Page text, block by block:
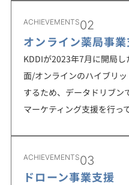
ACHIEVEMENTS02
オンライン薬局事
KDDIが2023年7月に開局
面/オンラインのハイブリ
するため、データドリブン
マーケティング支援を行っ
ACHIEVEMENTS03
ドローン事業支援